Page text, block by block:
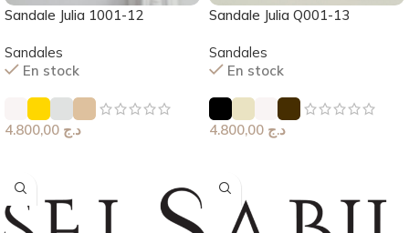
Sandale Julia 1001-12
Sandales
En stock
د.ج
Sandale Julia Q001-13
Sandales
En stock
د.ج